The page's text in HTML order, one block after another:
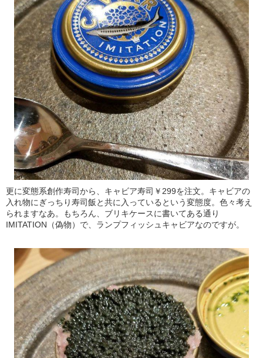
更に変態系創作寿司から、キャビア寿司￥299を注文。キャビアの
入れ物にぎっちり寿司飯と共に入っているという変態度。色々考え
られますなあ。もちろん、ブリキケースに書いてある通り
IMITATION（偽物）で、ランプフィッシュキャビアなのですが。